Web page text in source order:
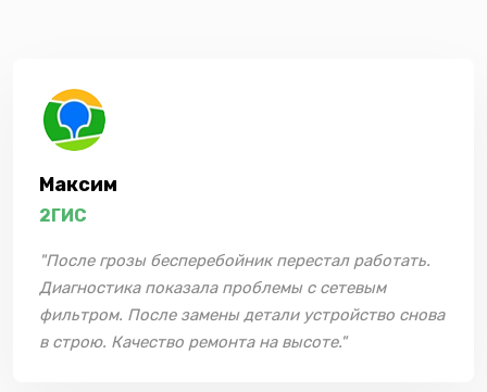
Максим
2ГИС
"После грозы бесперебойник перестал работать.
Диагностика показала проблемы с сетевым
фильтром. После замены детали устройство снова
в строю. Качество ремонта на высоте."